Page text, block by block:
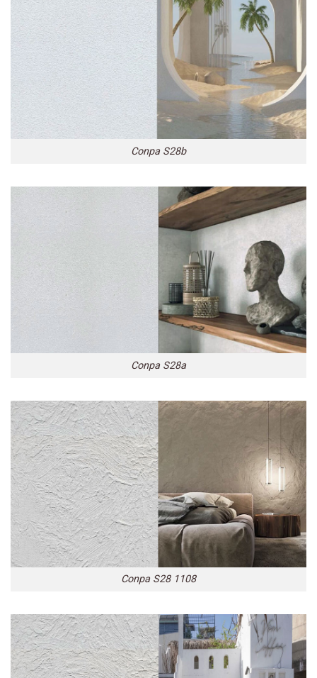
Conpa S28b
Conpa S28a
Conpa S28 1108